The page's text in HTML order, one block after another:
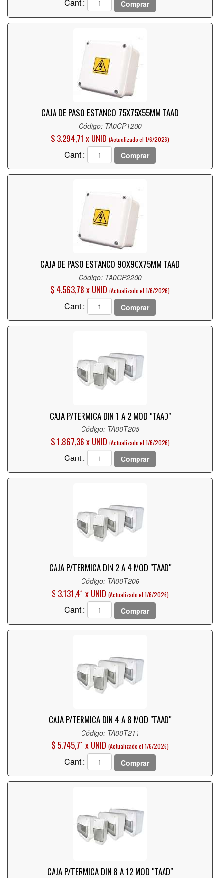
Cant.: Comprar
CAJA DE PASO ESTANCO 75X75X55MM TAAD
Código: TA0CP1200
$ 3.294,71 x UNID (Actualizado el 1/6/2026)
Cant.: Comprar
CAJA DE PASO ESTANCO 90X90X75MM TAAD
Código: TA0CP2200
$ 4.563,78 x UNID (Actualizado el 1/6/2026)
Cant.: Comprar
CAJA P/TERMICA DIN 1 A 2 MOD "TAAD"
Código: TA00T205
$ 1.867,36 x UNID (Actualizado el 1/6/2026)
Cant.: Comprar
CAJA P/TERMICA DIN 2 A 4 MOD "TAAD"
Código: TA00T206
$ 3.131,41 x UNID (Actualizado el 1/6/2026)
Cant.: Comprar
CAJA P/TERMICA DIN 4 A 8 MOD "TAAD"
Código: TA00T211
$ 5.745,71 x UNID (Actualizado el 1/6/2026)
Cant.: Comprar
CAJA P/TERMICA DIN 8 A 12 MOD "TAAD"